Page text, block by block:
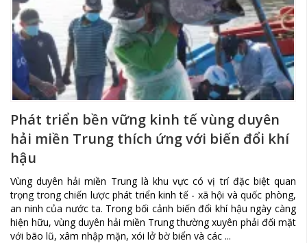
Phát triển bền vững kinh tế vùng duyên
hải miền Trung thích ứng với biến đổi khí
hậu
Vùng duyên hải miền Trung là khu vực có vị trí đặc biệt quan
trọng trong chiến lược phát triển kinh tế - xã hội và quốc phòng,
an ninh của nước ta. Trong bối cảnh biến đổi khí hậu ngày càng
hiện hữu, vùng duyên hải miền Trung thường xuyên phải đối mặt
với bão lũ, xâm nhập mặn, xói lở bờ biển và các ...